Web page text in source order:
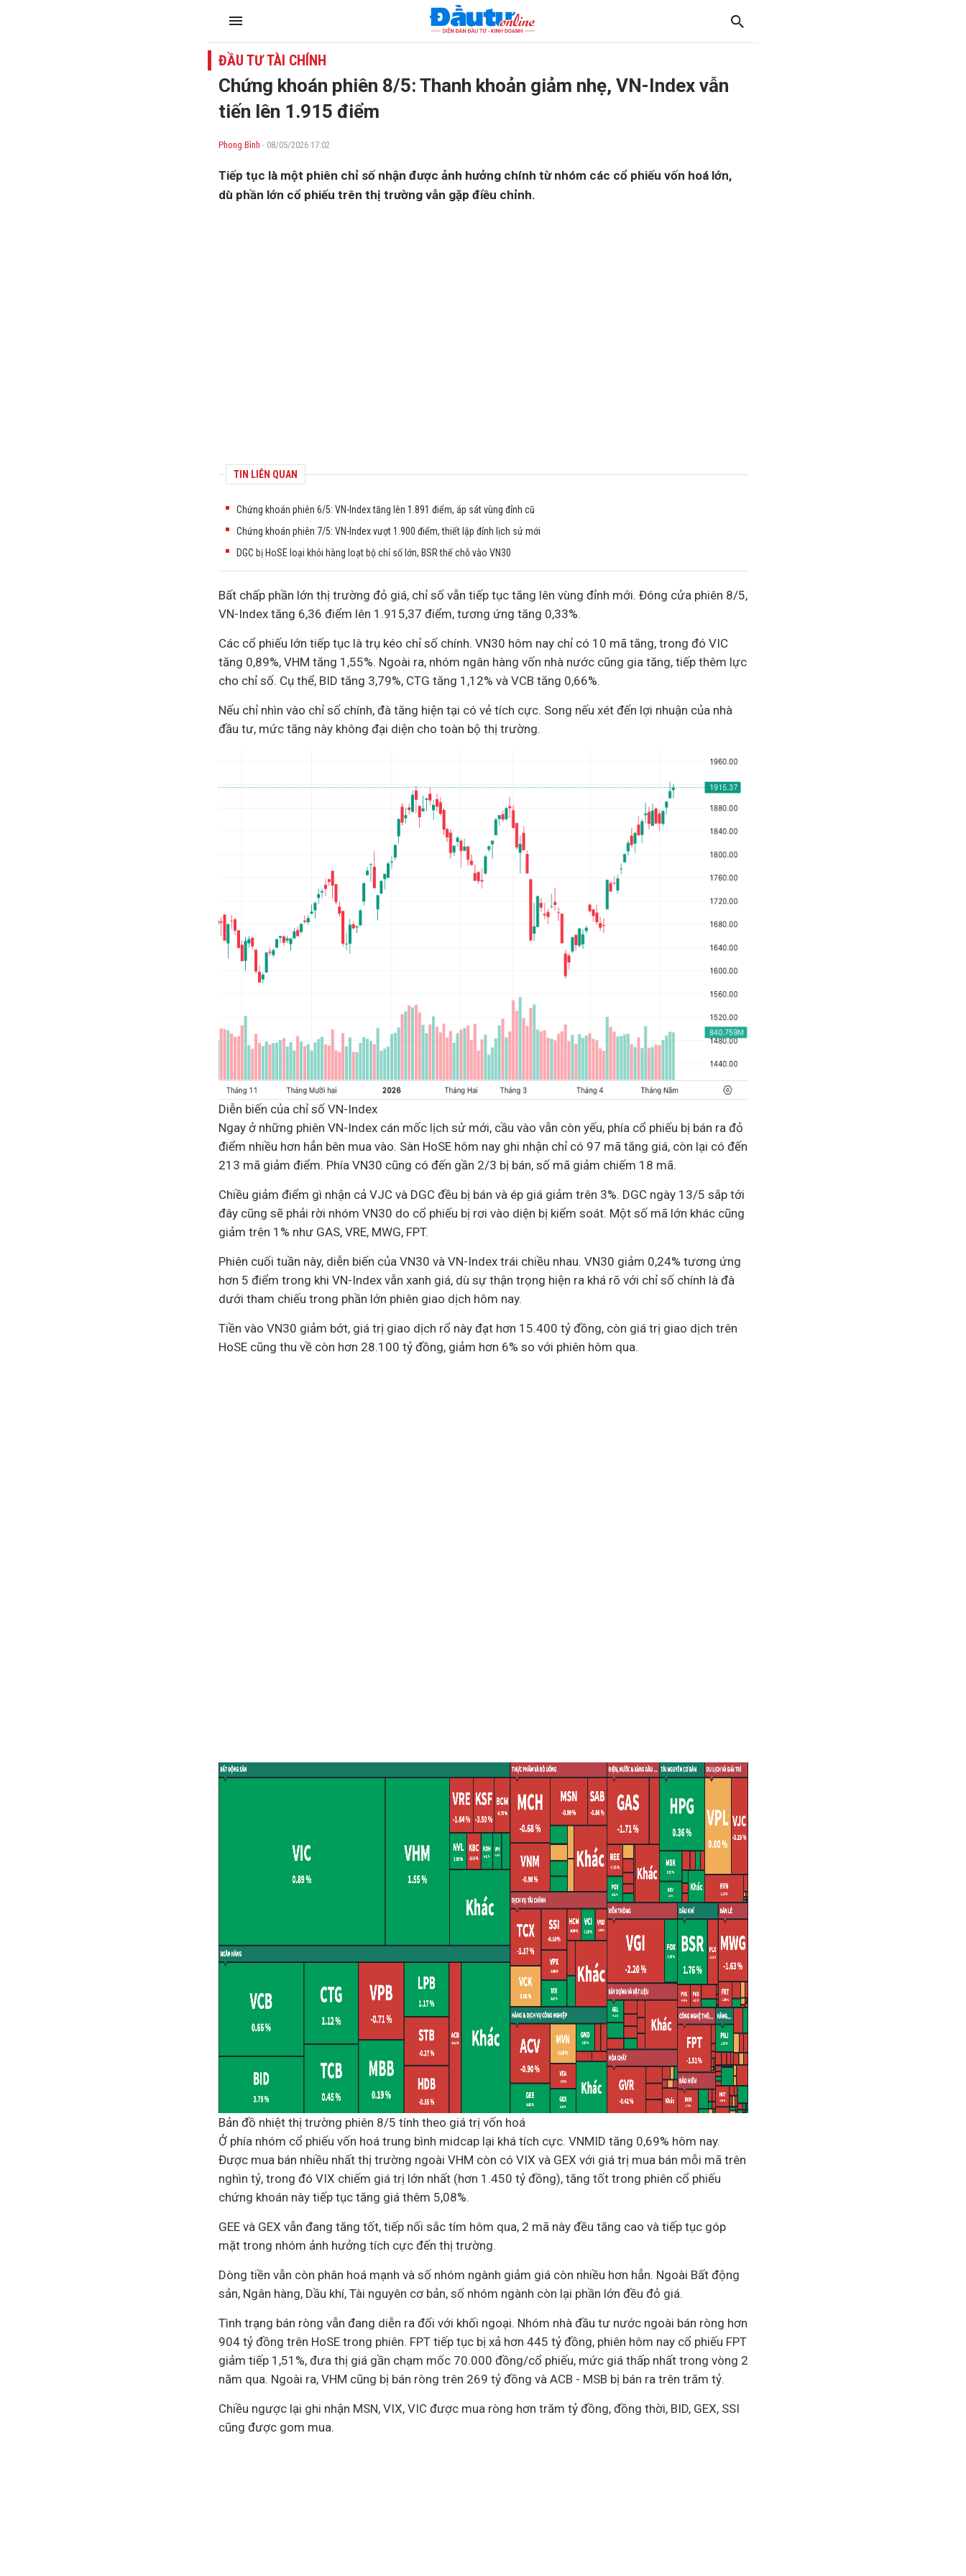
ĐẦU TƯ TÀI CHÍNH
Chứng khoán phiên 8/5: Thanh khoản giảm nhẹ, VN-Index vẫn
tiến lên 1.915 điểm
Phong Bình - 08/05/2026 17:02
Tiếp tục là một phiên chỉ số nhận được ảnh hưởng chính từ nhóm các cổ phiếu vốn hoá lớn,
dù phần lớn cổ phiếu trên thị trường vẫn gặp điều chỉnh.
TIN LIÊN QUAN
Chứng khoán phiên 6/5: VN-Index tăng lên 1.891 điểm, áp sát vùng đỉnh cũ
Chứng khoán phiên 7/5: VN-Index vượt 1.900 điểm, thiết lập đỉnh lịch sử mới
DGC bị HoSE loại khỏi hàng loạt bộ chỉ số lớn, BSR thế chỗ vào VN30
Bất chấp phần lớn thị trường đỏ giá, chỉ số vẫn tiếp tục tăng lên vùng đỉnh mới. Đóng cửa phiên 8/5,
VN-Index tăng 6,36 điểm lên 1.915,37 điểm, tương ứng tăng 0,33%.
Các cổ phiếu lớn tiếp tục là trụ kéo chỉ số chính. VN30 hôm nay chỉ có 10 mã tăng, trong đó VIC
tăng 0,89%, VHM tăng 1,55%. Ngoài ra, nhóm ngân hàng vốn nhà nước cũng gia tăng, tiếp thêm lực
cho chỉ số. Cụ thể, BID tăng 3,79%, CTG tăng 1,12% và VCB tăng 0,66%.
Nếu chỉ nhìn vào chỉ số chính, đà tăng hiện tại có vẻ tích cực. Song nếu xét đến lợi nhuận của nhà
đầu tư, mức tăng này không đại diện cho toàn bộ thị trường.
Diễn biến của chỉ số VN-Index
Ngay ở những phiên VN-Index cán mốc lịch sử mới, cầu vào vẫn còn yếu, phía cổ phiếu bị bán ra đỏ
điểm nhiều hơn hẳn bên mua vào. Sàn HoSE hôm nay ghi nhận chỉ có 97 mã tăng giá, còn lại có đến
213 mã giảm điểm. Phía VN30 cũng có đến gần 2/3 bị bán, số mã giảm chiếm 18 mã.
Chiều giảm điểm gì nhận cả VJC và DGC đều bị bán và ép giá giảm trên 3%. DGC ngày 13/5 sắp tới
đây cũng sẽ phải rời nhóm VN30 do cổ phiếu bị rơi vào diện bị kiểm soát. Một số mã lớn khác cũng
giảm trên 1% như GAS, VRE, MWG, FPT.
Phiên cuối tuần này, diễn biến của VN30 và VN-Index trái chiều nhau. VN30 giảm 0,24% tương ứng
hơn 5 điểm trong khi VN-Index vẫn xanh giá, dù sự thận trọng hiện ra khá rõ với chỉ số chính là đà
dưới tham chiếu trong phần lớn phiên giao dịch hôm nay.
Tiền vào VN30 giảm bớt, giá trị giao dịch rổ này đạt hơn 15.400 tỷ đồng, còn giá trị giao dịch trên
HoSE cũng thu về còn hơn 28.100 tỷ đồng, giảm hơn 6% so với phiên hôm qua.
Bản đồ nhiệt thị trường phiên 8/5 tính theo giá trị vốn hoá
Ở phía nhóm cổ phiếu vốn hoá trung bình midcap lại khá tích cực. VNMID tăng 0,69% hôm nay.
Được mua bán nhiều nhất thị trường ngoài VHM còn có VIX và GEX với giá trị mua bán mỗi mã trên
nghìn tỷ, trong đó VIX chiếm giá trị lớn nhất (hơn 1.450 tỷ đồng), tăng tốt trong phiên cổ phiếu
chứng khoán này tiếp tục tăng giá thêm 5,08%.
GEE và GEX vẫn đang tăng tốt, tiếp nối sắc tím hôm qua, 2 mã này đều tăng cao và tiếp tục góp
mặt trong nhóm ảnh hưởng tích cực đến thị trường.
Dòng tiền vẫn còn phân hoá mạnh và số nhóm ngành giảm giá còn nhiều hơn hẳn. Ngoài Bất động
sản, Ngân hàng, Dầu khí, Tài nguyên cơ bản, số nhóm ngành còn lại phần lớn đều đỏ giá.
Tình trạng bán ròng vẫn đang diễn ra đối với khối ngoại. Nhóm nhà đầu tư nước ngoài bán ròng hơn
904 tỷ đồng trên HoSE trong phiên. FPT tiếp tục bị xả hơn 445 tỷ đồng, phiên hôm nay cổ phiếu FPT
giảm tiếp 1,51%, đưa thị giá gần chạm mốc 70.000 đồng/cổ phiếu, mức giá thấp nhất trong vòng 2
năm qua. Ngoài ra, VHM cũng bị bán ròng trên 269 tỷ đồng và ACB - MSB bị bán ra trên trăm tỷ.
Chiều ngược lại ghi nhận MSN, VIX, VIC được mua ròng hơn trăm tỷ đồng, đồng thời, BID, GEX, SSI
cũng được gom mua.